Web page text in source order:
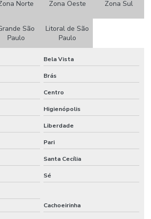
urbana
loteamento
de loteamento
Norte Zona Oeste Zona Sul
São
Paulo
Litoral de São
Paulo
Bela Vista
Brás
Centro
Higienópolis
Liberdade
Pari
Santa Cecília
Sé
Cachoeirinha